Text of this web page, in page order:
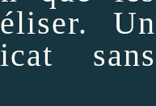
Un
sans